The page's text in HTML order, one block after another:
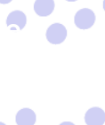
bei